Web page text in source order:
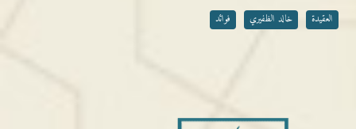
العقيدة خالد الظفيري فوائد